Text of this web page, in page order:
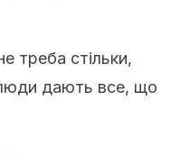
треба стільки,
дають все, що